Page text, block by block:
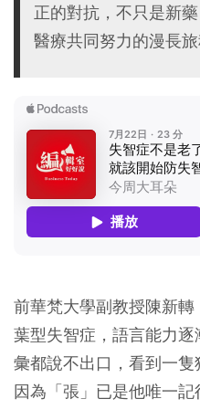
正的對抗，不只是新
醫療共同努力的漫長旅
前華梵大學副教授陳新
葉型失智症，語言能力
彙都說不出口，看到一隻
因為「張」已是他唯一記